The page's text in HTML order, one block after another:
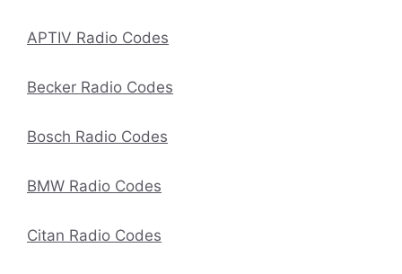
APTIV Radio Codes
Becker Radio Codes
Bosch Radio Codes
BMW Radio Codes
Citan Radio Codes